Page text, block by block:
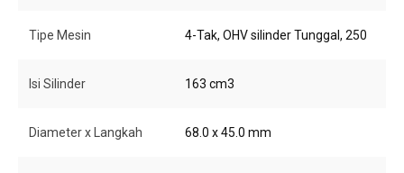
Tipe Mesin 4-Tak, OHV silinder Tunggal, 250
Isi Silinder 163 cm3
Diameter x Langkah 68.0 x 45.0 mm